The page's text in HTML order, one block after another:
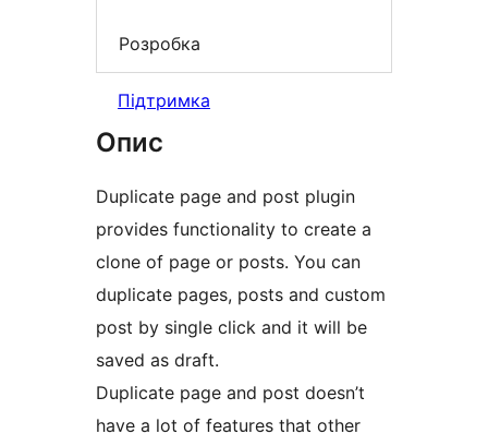
Розробка
Підтримка
Опис
Duplicate page and post plugin
provides functionality to create a
clone of page or posts. You can
duplicate pages, posts and custom
post by single click and it will be
saved as draft.
Duplicate page and post doesn’t
have a lot of features that other